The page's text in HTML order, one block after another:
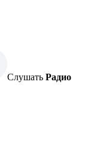
Слушать Радио